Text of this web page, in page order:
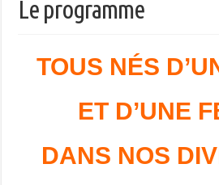
Le programme
TOUS NÉS
ET D’UNE
DANS NOS